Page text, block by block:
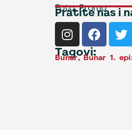
Foto: Promo
Pratite nas i
Tagovi:
Bunar,Bunar 1.